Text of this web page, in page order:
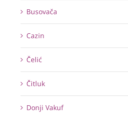
Busovača
Cazin
Čelić
Čitluk
Donji Vakuf